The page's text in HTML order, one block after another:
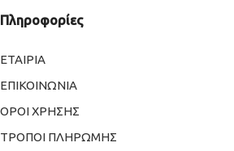
Πληροφορίες
ΕΤΑΙΡΙΑ
ΕΠΙΚΟΙΝΩΝΙΑ
ΟΡΟΙ ΧΡΗΣΗΣ
ΤΡΟΠΟΙ ΠΛΗΡΩΜΗΣ